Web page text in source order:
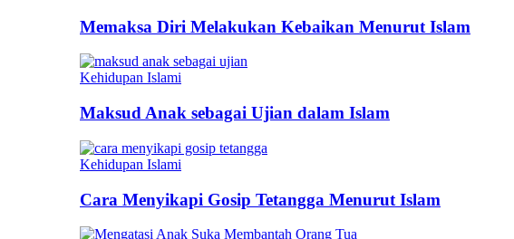
Memaksa Diri Melakukan Kebaikan Menurut Islam
Kehidupan Islami
Maksud Anak sebagai Ujian dalam Islam
Kehidupan Islami
Cara Menyikapi Gosip Tetangga Menurut Islam